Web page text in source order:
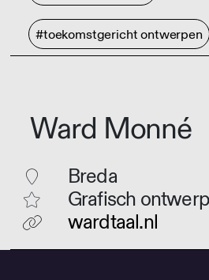
#toekomstgericht ontwerpen
Ward Monné
Breda
Grafisch
wardtaal.nl